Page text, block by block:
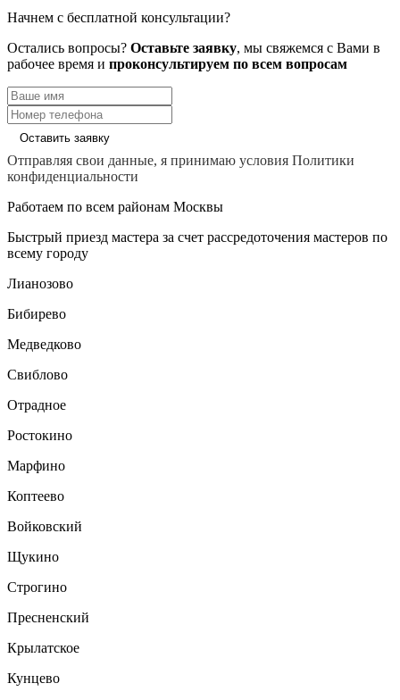
Начнем с бесплатной консультации?
Остались вопросы? Оставьте заявку, мы свяжемся с Вами в
рабочее время и проконсультируем по всем вопросам
Оставить заявку
Отправляя свои данные, я принимаю условия Политики
конфиденциальности
Работаем по всем районам Москвы
Быстрый приезд мастера за счет рассредоточения мастеров по
всему городу
Лианозово
Бибирево
Медведково
Свиблово
Отрадное
Ростокино
Марфино
Коптеево
Войковский
Щукино
Строгино
Пресненский
Крылатское
Кунцево